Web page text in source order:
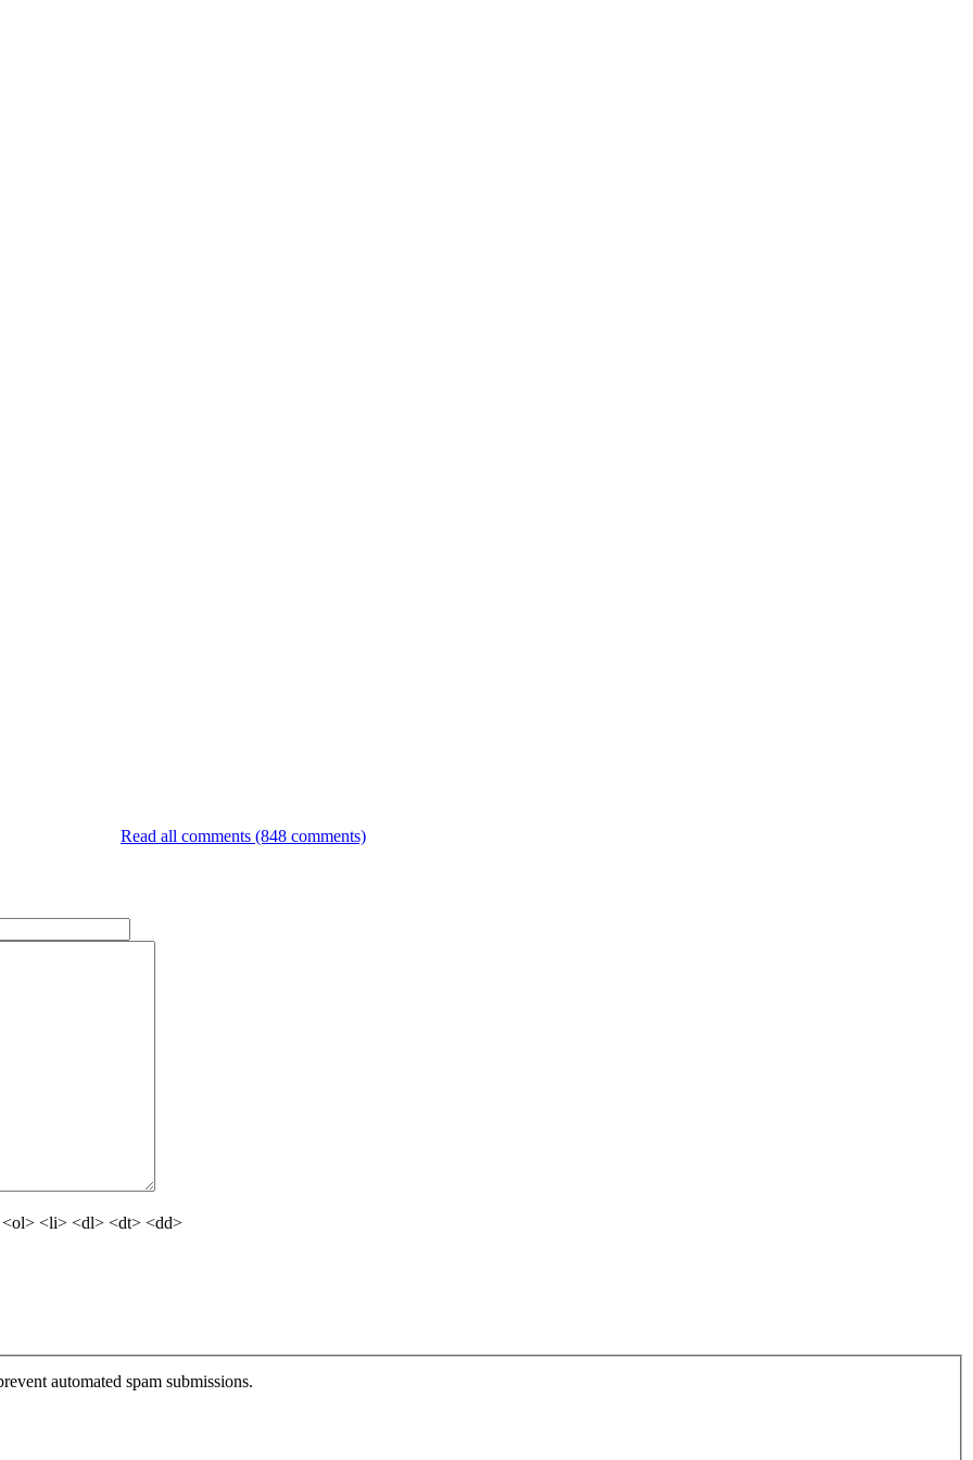
Read all comments (848 comments)
<li> <dl> <dt> <dd>
automated spam submissions.